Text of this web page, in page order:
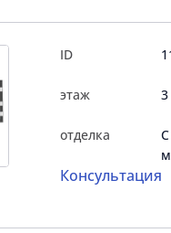
ID
этаж 3
отделка
Консультация